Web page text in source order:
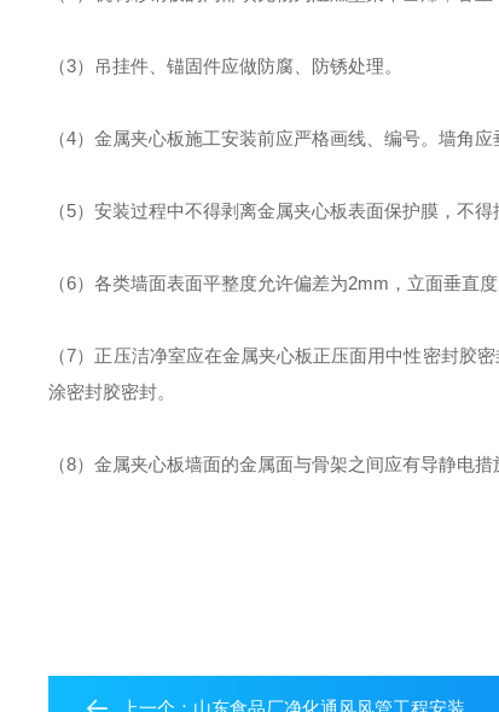
（3）吊挂件、锚固件应做防腐、防锈处理。
（4）金属夹心板施工安装前应严格画线、编号。墙角应
（5）安装过程中不得剥离金属夹心板表面保护膜，不
（6）各类墙面表面平整度允许偏差为2mm，立面垂直
（7）正压洁净室应在金属夹心板正压面用中性密封胶
涂密封胶密封。
（8）金属夹心板墙面的金属面与骨架之间应有导静电措
上一个： 山东食品厂净化通风风管工程安装